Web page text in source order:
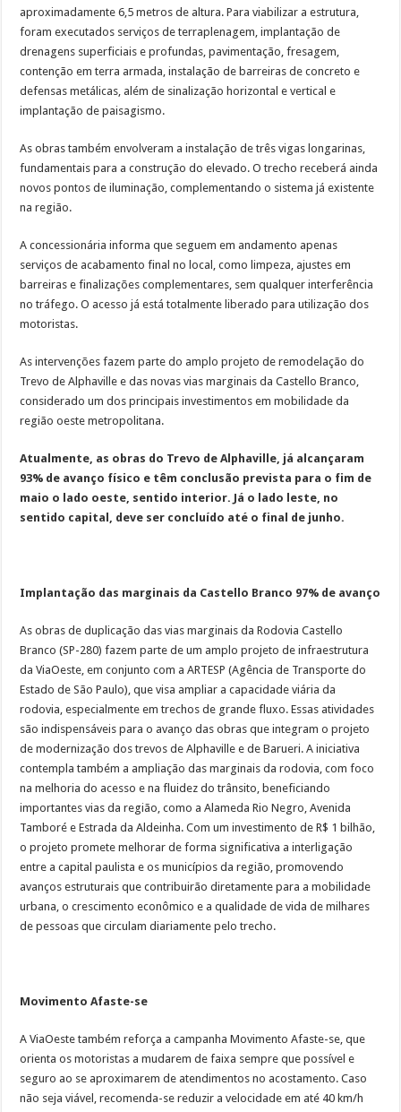
aproximadamente 6,5 metros de altura. Para viabilizar a estrutura,
foram executados serviços de terraplenagem, implantação de
drenagens superficiais e profundas, pavimentação, fresagem,
contenção em terra armada, instalação de barreiras de concreto e
defensas metálicas, além de sinalização horizontal e vertical e
implantação de paisagismo.
As obras também envolveram a instalação de três vigas longarinas,
fundamentais para a construção do elevado. O trecho receberá ainda
novos pontos de iluminação, complementando o sistema já existente
na região.
A concessionária informa que seguem em andamento apenas
serviços de acabamento final no local, como limpeza, ajustes em
barreiras e finalizações complementares, sem qualquer interferência
no tráfego. O acesso já está totalmente liberado para utilização dos
motoristas.
As intervenções fazem parte do amplo projeto de remodelação do
Trevo de Alphaville e das novas vias marginais da Castello Branco,
considerado um dos principais investimentos em mobilidade da
região oeste metropolitana.
Atualmente, as obras do Trevo de Alphaville, já alcançaram
93% de avanço físico e têm conclusão prevista para o fim de
maio o lado oeste, sentido interior. Já o lado leste, no
sentido capital, deve ser concluído até o final de junho.
Implantação das marginais da Castello Branco 97% de avanço
As obras de duplicação das vias marginais da Rodovia Castello
Branco (SP-280) fazem parte de um amplo projeto de infraestrutura
da ViaOeste, em conjunto com a ARTESP (Agência de Transporte do
Estado de São Paulo), que visa ampliar a capacidade viária da
rodovia, especialmente em trechos de grande fluxo. Essas atividades
são indispensáveis para o avanço das obras que integram o projeto
de modernização dos trevos de Alphaville e de Barueri. A iniciativa
contempla também a ampliação das marginais da rodovia, com foco
na melhoria do acesso e na fluidez do trânsito, beneficiando
importantes vias da região, como a Alameda Rio Negro, Avenida
Tamboré e Estrada da Aldeinha. Com um investimento de R$ 1 bilhão,
o projeto promete melhorar de forma significativa a interligação
entre a capital paulista e os municípios da região, promovendo
avanços estruturais que contribuirão diretamente para a mobilidade
urbana, o crescimento econômico e a qualidade de vida de milhares
de pessoas que circulam diariamente pelo trecho.
Movimento Afaste-se
A ViaOeste também reforça a campanha Movimento Afaste-se, que
orienta os motoristas a mudarem de faixa sempre que possível e
seguro ao se aproximarem de atendimentos no acostamento. Caso
não seja viável, recomenda-se reduzir a velocidade em até 40 km/h